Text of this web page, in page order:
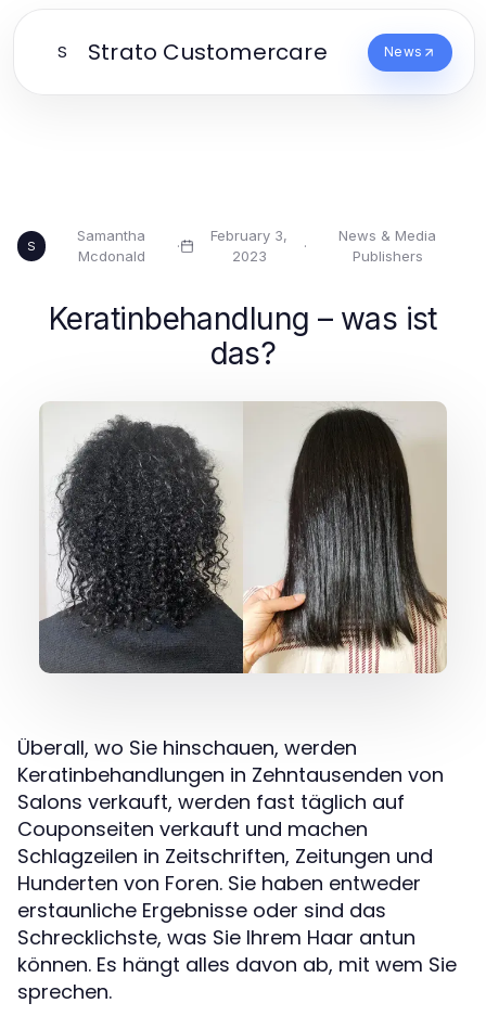
S Strato Customercare News
S
Samantha
Mcdonald
·
February 3,
2023
·
News & Media
Publishers
Keratinbehandlung – was ist
das?
Überall, wo Sie hinschauen, werden
Keratinbehandlungen in Zehntausenden von
Salons verkauft, werden fast täglich auf
Couponseiten verkauft und machen
Schlagzeilen in Zeitschriften, Zeitungen und
Hunderten von Foren. Sie haben entweder
erstaunliche Ergebnisse oder sind das
Schrecklichste, was Sie Ihrem Haar antun
können. Es hängt alles davon ab, mit wem Sie
sprechen.